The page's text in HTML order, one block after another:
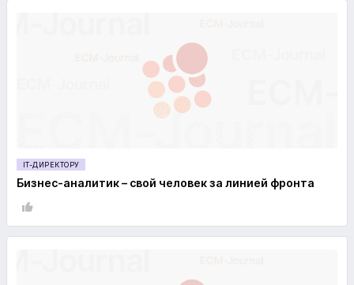
IT-ДИРЕКТОРУ
Бизнес-аналитик – свой человек за линией фронта